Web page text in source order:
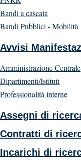
Bandi a cascata
Bandi Pubblici - Mobilità
Avvisi
Amministrazione Centrale
Dipartimenti/Istituti
Professionalità interne
Assegni di
Contratti di
Incarichi di